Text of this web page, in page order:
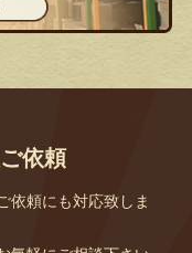
依頼
依頼にも対応致しま